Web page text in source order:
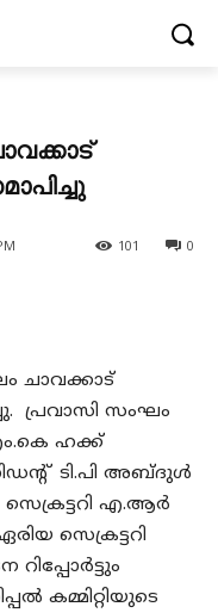
0
101
ചാവക്കാട്
പ്രവാസി സംഘം
ഹക്ക്
ടി.പി അബ്ദുൾ
എ.ആർ
സെക്രട്ടറി
കമ്മിറ്റിയുടെ